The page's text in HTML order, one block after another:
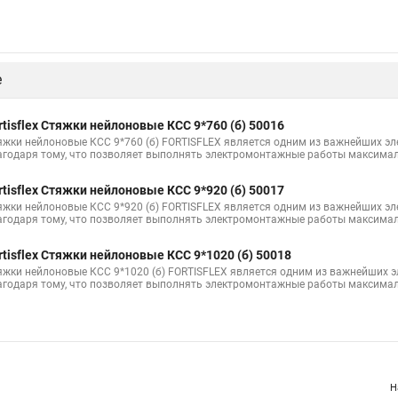
Стяжка до 30 мм Пластиковые стяжки хомуты ту
металлопластиковая в стяжку Стяжки металлическия для кабеля
Стяжки нейлоновые КСС 9*760 (б) 50016
нейлоновые КСС 9*760 (б) FORTISFLEX является одним из важнейших
тому, что позволяет выполнять электромонтажные работы
Стяжки нейлоновые КСС 9*920 (б) 50017
нейлоновые КСС 9*920 (б) FORTISFLEX является одним из важнейших
тому, что позволяет выполнять электромонтажные работы
Стяжки нейлоновые КСС 9*1020 (б) 50018
нейлоновые КСС 9*1020 (б) FORTISFLEX является одним из важнейших
тому, что позволяет выполнять электромонтажные работы